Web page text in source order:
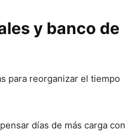
y banco de
para reorganizar el tiempo
días de más carga con